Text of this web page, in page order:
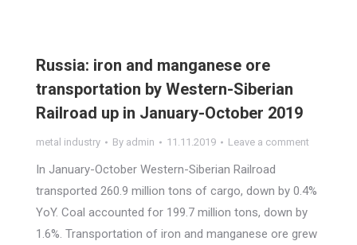
Russia: iron and manganese ore
transportation by Western-Siberian
Railroad up in January-October 2019
metal industry By admin 11.11.2019 Leave a comment
In January-October Western-Siberian Railroad
transported 260.9 million tons of cargo, down by 0.4%
YoY. Coal accounted for 199.7 million tons, down by
1.6%. Transportation of iron and manganese ore grew